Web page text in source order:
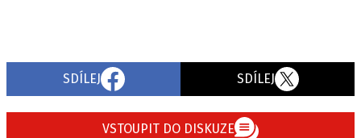
SDÍLEJ SDÍLEJ
VSTOUPIT DO DISKUZE